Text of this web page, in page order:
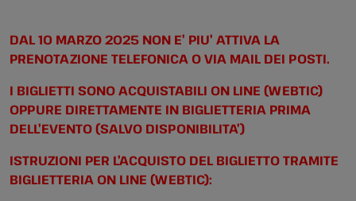
DAL 10 MARZO 2025 NON E’ PIU’ ATTIVA LA
PRENOTAZIONE TELEFONICA O VIA MAIL DEI POSTI.
I BIGLIETTI SONO ACQUISTABILI ON LINE (WEBTIC)
OPPURE DIRETTAMENTE IN BIGLIETTERIA PRIMA
DELL’EVENTO (SALVO DISPONIBILITA’)
ISTRUZIONI PER L’ACQUISTO DEL BIGLIETTO TRAMITE
BIGLIETTERIA ON LINE (WEBTIC):